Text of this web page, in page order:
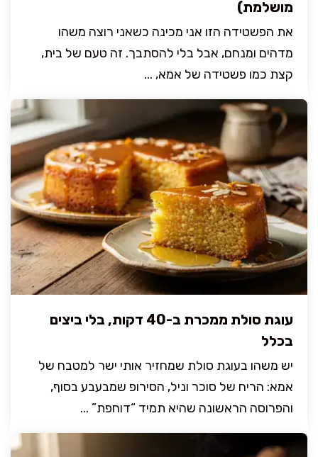
מושלמת)
את הפשטידה הזו אני מכינה כשאני רוצה משהו
מדהים ומנחם, אבל בלי להסתבך. זה טעם של בית,
קצת כמו פשטידה של אמא, ...
עוגת סולת ממכרת ב-40 דקות, בלי ביצים
בכלל
יש משהו בעוגת סולת שמחזיר אותי ישר למטבח של
אמא: הריח של סוכר וניל, הסירופ שמבעבע בסוף,
והפרוסה הראשונה שהיא תמיד “דוחפת” ...